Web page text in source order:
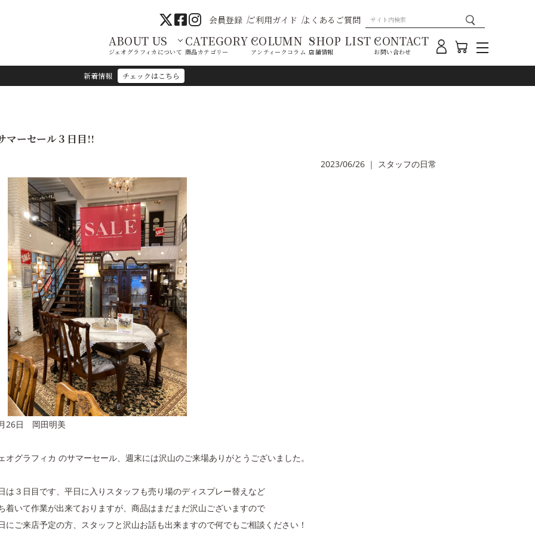
新着情報 チェックはこちら
会員登録 ご利用ガイド よくあるご質問
ABOUT US
ジェオグラフィカについて
CATEGORY
商品カテゴリー
COLUMN
アンティークコラム
SHOP LIST
店舗情報
CONTACT
お問い合わせ
マーセール３日目!!
2023/06/26 ｜ スタッフの日常
26日 岡田明美
オグラフィカ のサマーセール、週末には沢山のご来場ありがとうございました。
は３日目です、平日に入りスタッフも売り場のディスプレー替えなど
着いて作業が出来ておりますが、商品はまだまだ沢山ございますので
にご来店予定の方、スタッフと沢山お話も出来ますので何でもご相談ください！